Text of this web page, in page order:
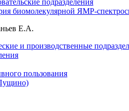
биомолекулярной ЯМР-
Е.А.
и производственные
пользования